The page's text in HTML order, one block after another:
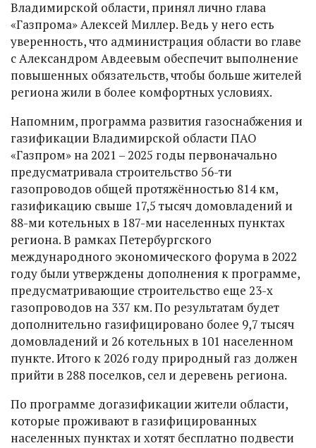
Владимирской области, принял лично глава
«Газпрома» Алексей Миллер. Ведь у него есть
уверенность, что администрация области во главе
с Александром Авдеевым обеспечит выполнение
повышенных обязательств, чтобы больше жителей
региона жили в более комфортных условиях.
Напомним, программа развития газоснабжения и
газификации Владимирской области ПАО
«Газпром» на 2021 – 2025 годы первоначально
предусматривала строительство 56-ти
газопроводов общей протяжённостью 814 км,
газификацию свыше 17,5 тысяч домовладений и
88-ми котельных в 187-ми населенных пунктах
региона. В рамках Петербургского
международного экономического форума в 2022
году были утверждены дополнения к программе,
предусматривающие строительство еще 23-х
газопроводов на 337 км. По результатам будет
дополнительно газифицировано более 9,7 тысяч
домовладений и 26 котельных в 101 населенном
пункте. Итого к 2026 году природный газ должен
прийти в 288 поселков, сел и деревень региона.
По программе догазификации жители области,
которые проживают в газифицированных
населенных пунктах и хотят бесплатно подвести